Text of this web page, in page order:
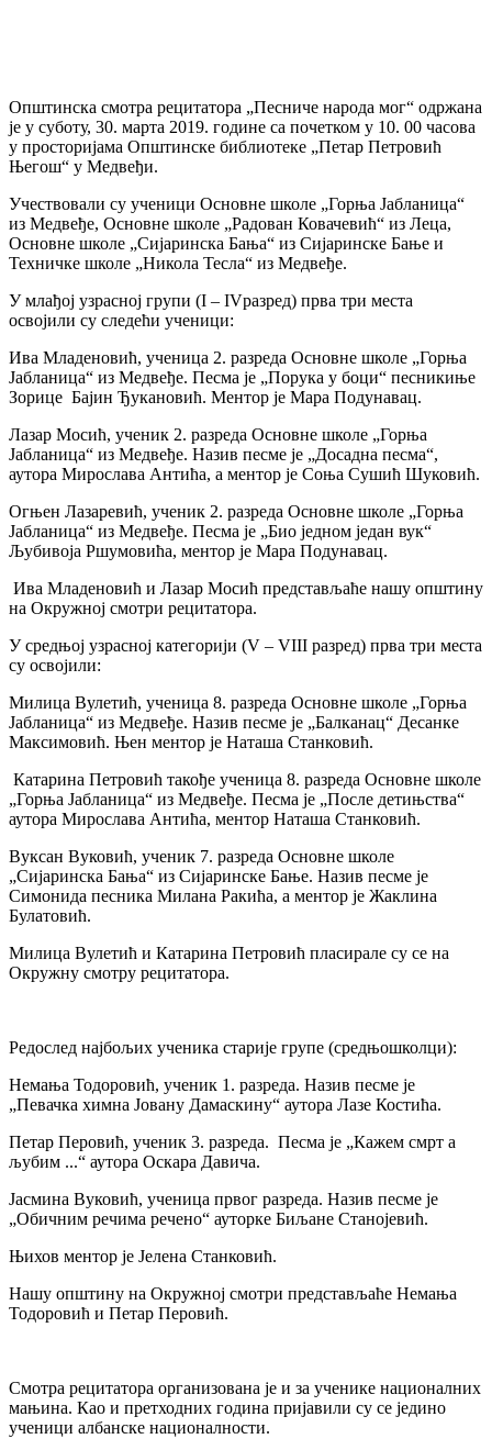
Општинска смотра рецитатора „Песниче народа мог“ одржана
је у суботу, 30. марта 2019. године са почетком у 10. 00 часова
у просторијама Општинске библиотеке „Петар Петровић
Његош“ у Медвеђи.
Учествовали су ученици Основне школе „Горња Јабланица“
из Медвеђе, Основне школе „Радован Ковачевић“ из Леца,
Основне школе „Сијаринска Бања“ из Сијаринске Бање и
Техничке школе „Никола Тесла“ из Медвеђе.
У млађој узрасној групи (I – IVразред) прва три места
освојили су следећи ученици:
Ива Младеновић, ученица 2. разреда Основне школе „Горња
Јабланица“ из Медвеђе. Песма је „Порука у боци“ песникиње
Зорице Бајин Ђукановић. Ментор је Мара Подунавац.
Лазар Мосић, ученик 2. разреда Основне школе „Горња
Јабланица“ из Медвеђе. Назив песме је „Досадна песма“,
аутора Мирослава Антића, а ментор је Соња Сушић Шуковић.
Огњен Лазаревић, ученик 2. разреда Основне школе „Горња
Јабланица“ из Медвеђе. Песма је „Био једном један вук“
Љубивоја Ршумовића, ментор је Мара Подунавац.
Ива Младеновић и Лазар Мосић представљаће нашу општину
на Окружној смотри рецитатора.
У средњој узрасној категорији (V – VIII разред) прва три места
су освојили:
Милица Вулетић, ученица 8. разреда Основне школе „Горња
Јабланица“ из Медвеђе. Назив песме је „Балканац“ Десанке
Максимовић. Њен ментор је Наташа Станковић.
Катарина Петровић такође ученица 8. разреда Основне школе
„Горња Јабланица“ из Медвеђе. Песма је „После детињства“
аутора Мирослава Антића, ментор Наташа Станковић.
Вуксан Вуковић, ученик 7. разреда Основне школе
„Сијаринска Бања“ из Сијаринске Бање. Назив песме је
Симонида песника Милана Ракића, а ментор је Жаклина
Булатовић.
Милица Вулетић и Катарина Петровић пласирале су се на
Окружну смотру рецитатора.
Редослед најбољих ученика старије групе (средњошколци):
Немања Тодоровић, ученик 1. разреда. Назив песме је
„Певачка химна Јовану Дамаскину“ аутора Лазе Костића.
Петар Перовић, ученик 3. разреда. Песма је „Кажем смрт а
љубим ...“ аутора Оскара Давича.
Јасмина Вуковић, ученица првог разреда. Назив песме је
„Обичним речима речено“ ауторке Биљане Станојевић.
Њихов ментор је Јелена Станковић.
Нашу општину на Окружној смотри представљаће Немања
Тодоровић и Петар Перовић.
Смотра рецитатора организована је и за ученике националних
мањина. Као и претходних година пријавили су се једино
ученици албанске националности.